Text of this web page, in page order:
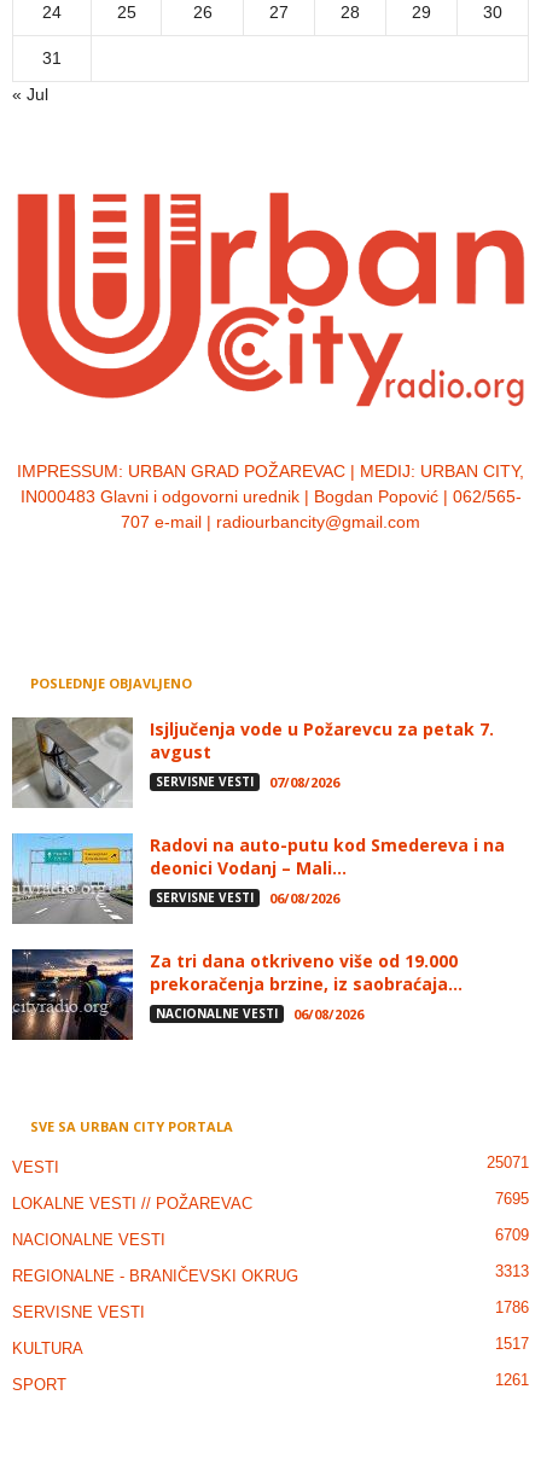
24 25 26 27 28 29 30
31
« Jul
IMPRESSUM: URBAN GRAD POŽAREVAC | MEDIJ: URBAN CITY,
IN000483 Glavni i odgovorni urednik | Bogdan Popović | 062/565-
707 e-mail | radiourbancity@gmail.com
POSLEDNJE OBJAVLJENO
Isjljučenja vode u Požarevcu za petak 7.
avgust
SERVISNE VESTI 07/08/2026
Radovi na auto-putu kod Smedereva i na
deonici Vodanj – Mali...
SERVISNE VESTI 06/08/2026
Za tri dana otkriveno više od 19.000
prekoračenja brzine, iz saobraćaja...
NACIONALNE VESTI 06/08/2026
SVE SA URBAN CITY PORTALA
VESTI 25071
LOKALNE VESTI // POŽAREVAC 7695
NACIONALNE VESTI 6709
REGIONALNE - BRANIČEVSKI OKRUG 3313
SERVISNE VESTI 1786
KULTURA 1517
SPORT 1261